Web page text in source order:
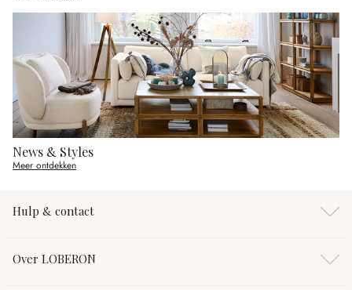
News & Styles
Meer ontdekken
Hulp & contact
Over LOBERON